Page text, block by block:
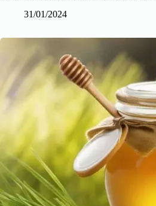
31/01/2024